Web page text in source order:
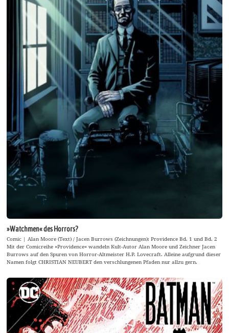
»Watchmen« des Horrors?
Comic | Alan Moore (Text) / Jacen Burrows (Zeichnungen): Providence Bd. 1 und Bd. 2
Mit der Comicreihe »Providence« wandeln Kult-Autor Alan Moore und Zeichner Jacen
Burrows auf den Spuren von Horror-Altmeister H.P. Lovecraft. Alleine aufgrund dieser
Namen folgt CHRISTIAN NEUBERT den verschlungenen Pfaden nur allzu gern.